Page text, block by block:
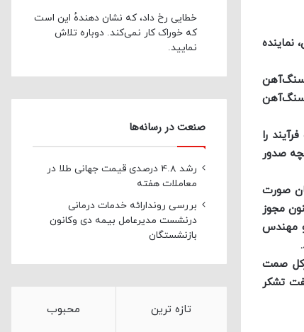
نماینده
سنگ‌آهن
سنگ‌آهن
را
و چنانچه صدور
صورت
مجوز
و مهندس
صمت
تشکر
خطایی رخ داد، که نشان دهندهٔ این است
که خوراک کار نمی‌کند. دوباره تلاش
نمایید.
صنعت در رسانه‌ها
رشد 4.8 درصدی قیمت جهانی طلا در
معاملات هفته
بررسی روندارائه خدمات درمانی
درنشست مدیرعامل بیمه دی وکانون
بازنشستگان
تازه ترین محبوب